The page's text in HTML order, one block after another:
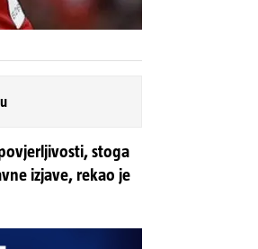
stoga
izjave, rekao je